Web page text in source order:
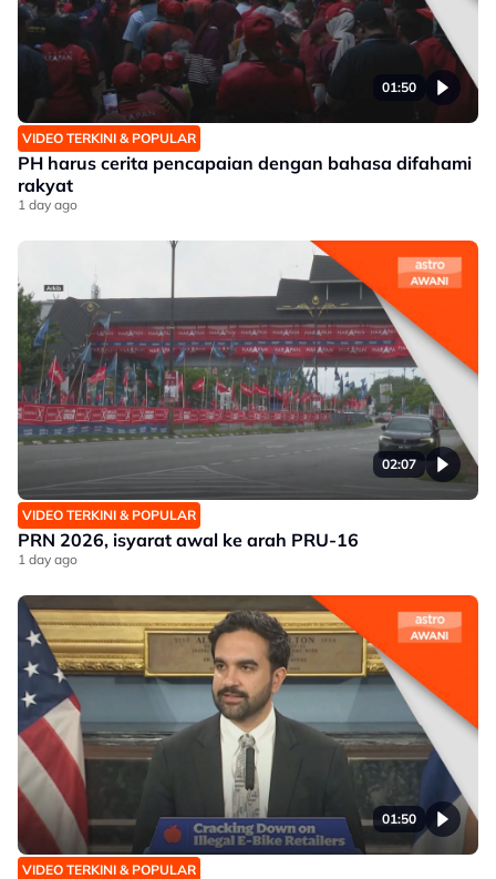
01:50
VIDEO TERKINI & POPULAR
PH harus cerita pencapaian dengan bahasa difahami
rakyat
1 day ago
02:07
VIDEO TERKINI & POPULAR
PRN 2026, isyarat awal ke arah PRU-16
1 day ago
01:50
VIDEO TERKINI & POPULAR